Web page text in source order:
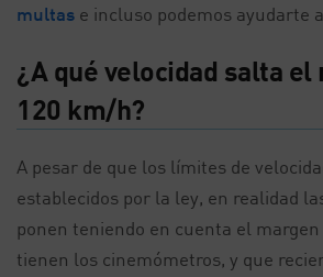
multas e incluso podemos ayudarte
¿A qué velocidad salta el
120 km/h?
A pesar de que los límites de
establecidos por la ley, en realidad
ponen teniendo en cuenta el
tienen los cinemómetros, y que